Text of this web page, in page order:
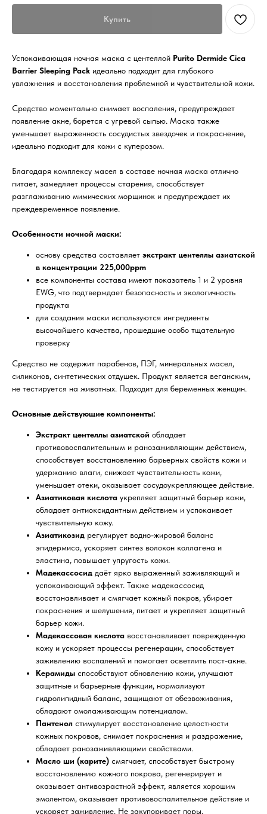
Купить
Успокаивающая ночная маска с центеллой Purito Dermide Cica
Barrier Sleeping Pack идеально подходит для глубокого
увлажнения и восстановления проблемной и чувствительной кожи.
Средство моментально снимает воспаления, предупреждает
появление акне, борется с угревой сыпью. Маска также
уменьшает выраженность сосудистых звездочек и покраснение,
идеально подходит для кожи с куперозом.
Благодаря комплексу масел в составе ночная маска отлично
питает, замедляет процессы старения, способствует
разглаживанию мимических морщинок и предупреждает их
преждевременное появление.
Особенности ночной маски:
основу средства составляет экстракт центеллы азиатской
в концентрации 225,000ppm
все компоненты состава имеют показатель 1 и 2 уровня
EWG, что подтверждает безопасность и экологичность
продукта
для создания маски используются ингредиенты
высочайшего качества, прошедшие особо тщательную
проверку
Средство не содержит парабенов, ПЭГ, минеральных масел,
силиконов, синтетических отдушек. Продукт является веганским,
не тестируется на животных. Подходит для беременных женщин.
Основные действующие компоненты:
Экстракт центеллы азиатской обладает
противовоспалительным и ранозаживляющим действием,
способствует восстановлению барьерных свойств кожи и
удержанию влаги, снижает чувствительность кожи,
уменьшает отеки, оказывает сосудоукрепляющее действие.
Азиатиковая кислота укрепляет защитный барьер кожи,
обладает антиоксидантным действием и успокаивает
чувствительную кожу.
Азиатикозид регулирует водно-жировой баланс
эпидермиса, ускоряет синтез волокон коллагена и
эластина, повышает упругость кожи.
Мадекассосид даёт ярко выраженный заживляющий и
успокаивающий эффект. Также мадекассосид
восстанавливает и смягчает кожный покров, убирает
покраснения и шелушения, питает и укрепляет защитный
барьер кожи.
Мадекассовая кислота восстанавливает поврежденную
кожу и ускоряет процессы регенерации, способствует
заживлению воспалений и помогает осветлить пост-акне.
Керамиды способствуют обновлению кожи, улучшают
защитные и барьерные функции, нормализуют
гидролипидный баланс, защищают от обезвоживания,
обладают омолаживающим потенциалом.
Пантенол стимулирует восстановление целостности
кожных покровов, снимает покраснения и раздражение,
обладает ранозаживляющими свойствами.
Масло ши (карите) смягчает, способствует быстрому
восстановлению кожного покрова, регенерирует и
оказывает антивозрастной эффект, является хорошим
эмолентом, оказывает противовоспалительное действие и
ускоряет заживление. Не закупоривает поры.